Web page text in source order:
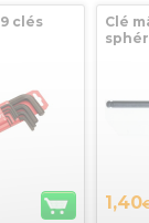
clés
Clé
1,40